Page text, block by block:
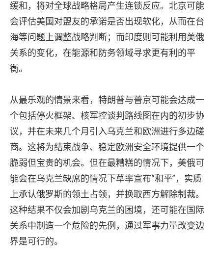
缓和，将对全球战略格局产生连锁反应。北京可能
会评估美国对盟友的承诺是否出现软化，从而在台
海等问题上调整战略判断；而印度则可能利用美俄
关系的变化，在能源和防务领域寻求更有利的平
衡。
从最乐观的情景来看，特朗普与普京可能会达成一
个包括停火框架、核军控谈判路线图在内的初步协
议，并在未来几个月引入乌克兰和欧洲进行多边磋
商。这将为结束战争、稳定欧洲安全环境提供一个
脆弱但宝贵的机会。但在最糟糕的情况下，美俄可
能会在乌克兰缺席的情况下草率宣布“和平”，实质
上承认俄罗斯的领土占领，并换取西方解除制裁。
这种结果不仅会加剧乌克兰的困境，还可能在国际
关系中制造一个危险的先例，通过军事力量改变边
界是可行的。